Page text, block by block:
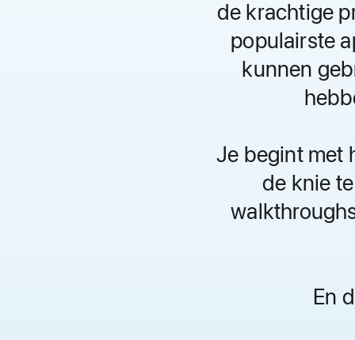
de krachtige
populairste
kunnen
Je begint met
de knie
En